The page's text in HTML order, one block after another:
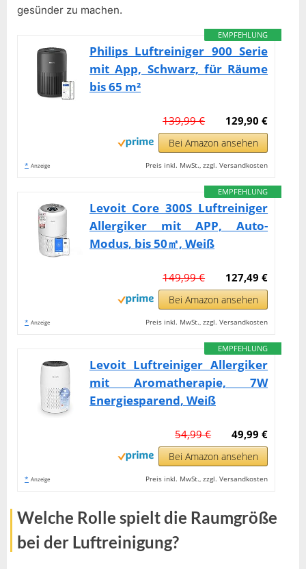
gesünder zu machen.
EMPFEHLUNG
Philips Luftreiniger 900 Serie
mit App, Schwarz, für Räume
bis 65 m²
129,90 €
139,99 €
Bei Amazon ansehen
* Anzeige Preis inkl. MwSt., zzgl. Versandkosten
EMPFEHLUNG
Levoit Core 300S Luftreiniger
Allergiker mit APP, Auto-
Modus, bis 50㎡, Weiß
127,49 €
149,99 €
Bei Amazon ansehen
* Anzeige Preis inkl. MwSt., zzgl. Versandkosten
EMPFEHLUNG
Levoit Luftreiniger Allergiker
mit Aromatherapie, 7W
Energiesparend, Weiß
49,99 €
54,99 €
Bei Amazon ansehen
* Anzeige Preis inkl. MwSt., zzgl. Versandkosten
Welche Rolle spielt die Raumgröße
bei der Luftreinigung?